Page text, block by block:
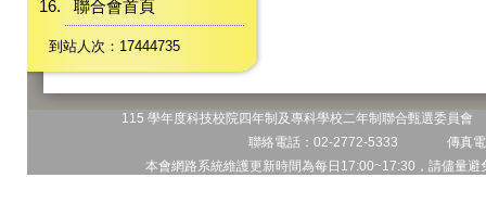
聯合會首頁
到站人次：17444735
115 學年度科技校院四年制及專科學校二年制聯合甄選委員
聯絡電話：02-2772-5333 傳真
本會網路系統維護更新時間為每日17:00~17:30，請儘量